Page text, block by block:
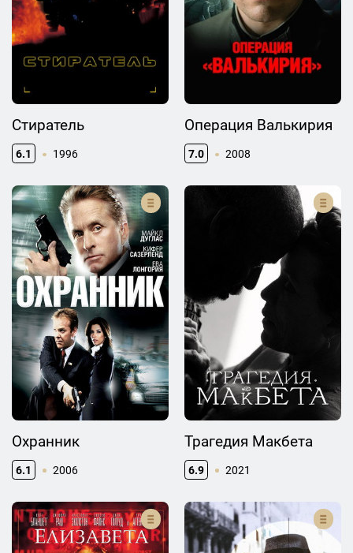
Стиратель
6.1 1996
Операция Валькирия
7.0 2008
Охранник
6.1 2006
Трагедия Макбета
6.9 2021